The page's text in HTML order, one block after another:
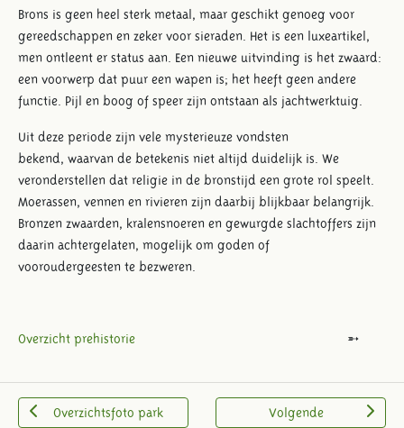
Brons is geen heel sterk metaal, maar geschikt genoeg voor
gereedschappen en zeker voor sieraden. Het is een luxeartikel,
men ontleent er status aan. Een nieuwe uitvinding is het zwaard:
een voorwerp dat puur een wapen is; het heeft geen andere
functie. Pijl en boog of speer zijn ontstaan als jachtwerktuig.
Uit deze periode zijn vele mysterieuze vondsten
bekend, waarvan de betekenis niet altijd duidelijk is. We
veronderstellen dat religie in de bronstijd een grote rol speelt.
Moerassen, vennen en rivieren zijn daarbij blijkbaar belangrijk.
Bronzen zwaarden, kralensnoeren en gewurgde slachtoffers zijn
daarin achtergelaten, mogelijk om goden of
vooroudergeesten te bezweren.
Overzicht prehistorie
Overzichtsfoto park Volgende